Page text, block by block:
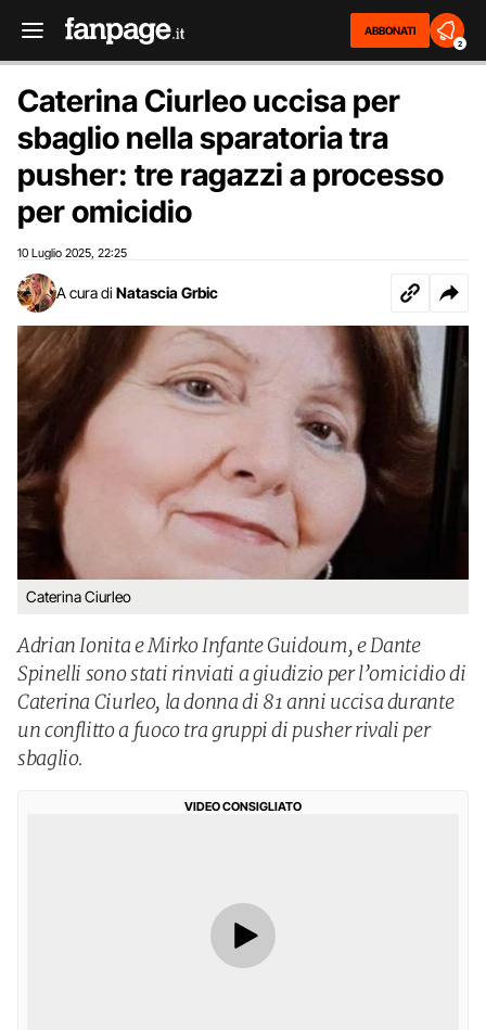
ABBONATI
2
Caterina Ciurleo uccisa per
sbaglio nella sparatoria tra
pusher: tre ragazzi a processo
per omicidio
10 Luglio 2025 22:25
A cura di Natascia Grbic
Caterina Ciurleo
Adrian Ionita e Mirko Infante Guidoum, e Dante
Spinelli sono stati rinviati a giudizio per l’omicidio di
Caterina Ciurleo, la donna di 81 anni uccisa durante
un conflitto a fuoco tra gruppi di pusher rivali per
sbaglio.
VIDEO CONSIGLIATO